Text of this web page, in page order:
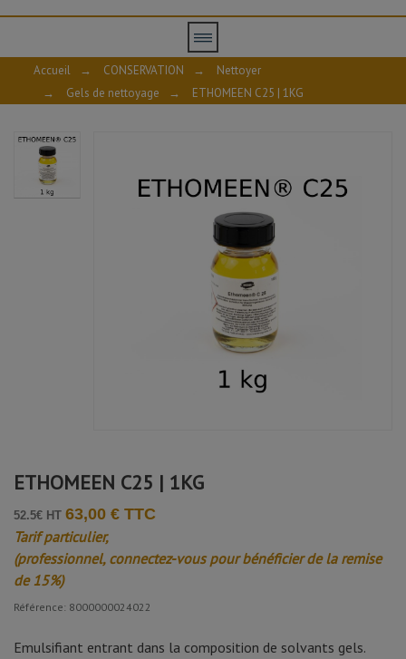
Accueil → CONSERVATION →
Nettoyer
→
Gels de nettoyage → ETHOMEEN C25 | 1KG
ETHOMEEN C25 | 1KG
52.5€ HT 63,00 € TTC
Tarif particulier,
(professionnel, connectez-vous pour bénéficier de la remise
de 15%)
Référence: 8000000024022
Emulsifiant entrant dans la composition de solvants gels.